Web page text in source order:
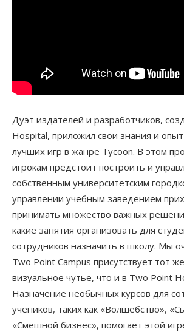
Дуэт издателей и разработчиков,
Hospital, приложил свои знания и
лучших игр в жанре Tycoon. В этом
игрокам предстоит построить и
собственным университетским
управлении учебным заведением
принимать множество важных
какие занятия организовать для
сотрудников назначить в школу. Мы
Two Point Campus присутствует тот
визуальное чутье, что и в Two Point
Назначение необычных курсов для
учеников, таких как «Волшебство»,
«Смешной бизнес», помогает этой